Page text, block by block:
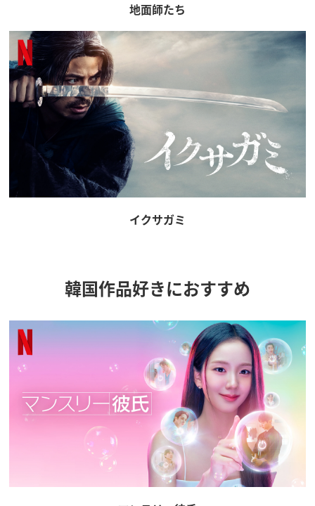
地面師たち
イクサガミ
韓国作品好きにおすすめ